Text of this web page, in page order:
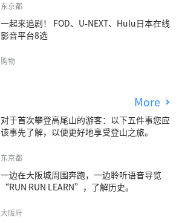
东京都
一起来追剧！ FOD、U-NEXT、Hulu日本在线
影音平台8选
购物
More
对于首次攀登高尾山的游客：以下五件事您应
该事先了解，以便更好地享受登山之旅。
东京都
一边在大阪城周围奔跑，一边聆听语音导览
“RUN RUN LEARN”，了解历史。
大阪府